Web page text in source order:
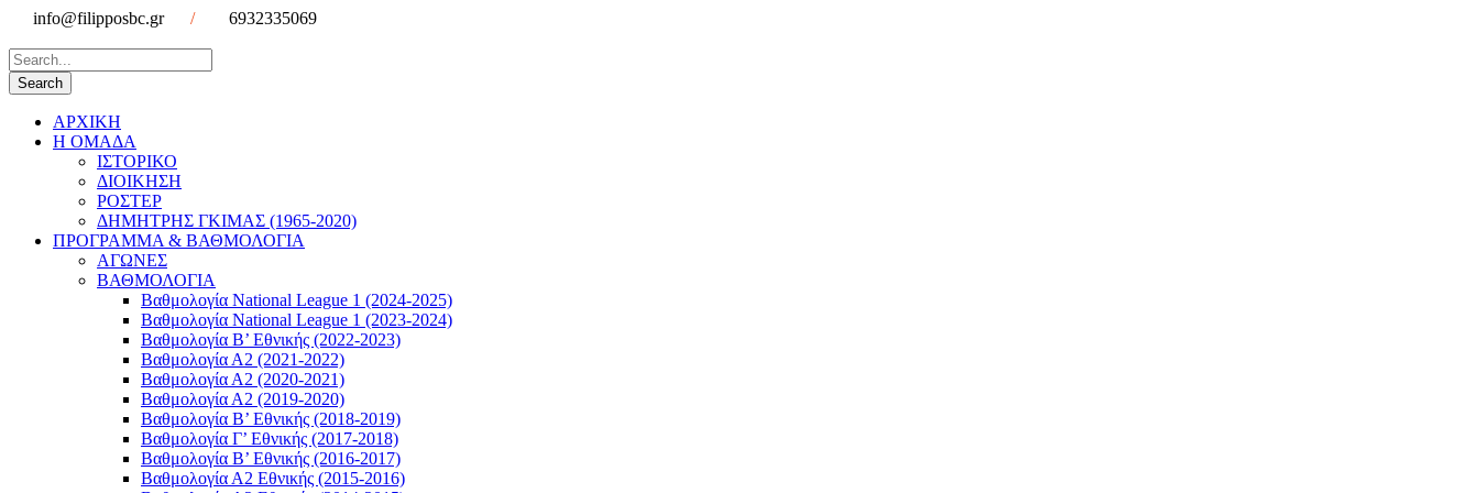
info@filipposbc.gr / 6932335069
ΑΡΧΙΚΗ
Η ΟΜΑΔΑ
ΙΣΤΟΡΙΚΟ
ΔΙΟΙΚΗΣΗ
ΡΟΣΤΕΡ
ΔΗΜΗΤΡΗΣ ΓΚΙΜΑΣ (1965-2020)
ΠΡΟΓΡΑΜΜΑ & ΒΑΘΜΟΛΟΓΙΑ
ΑΓΩΝΕΣ
ΒΑΘΜΟΛΟΓΙΑ
Βαθμολογία National League 1 (2024-2025)
Βαθμολογία National League 1 (2023-2024)
Βαθμολογία Β’ Εθνικής (2022-2023)
Βαθμολογία Α2 (2021-2022)
Βαθμολογία Α2 (2020-2021)
Βαθμολογία Α2 (2019-2020)
Βαθμολογία B’ Εθνικής (2018-2019)
Βαθμολογία Γ’ Εθνικής (2017-2018)
Βαθμολογία Β’ Εθνικής (2016-2017)
Βαθμολογία Α2 Εθνικής (2015-2016)